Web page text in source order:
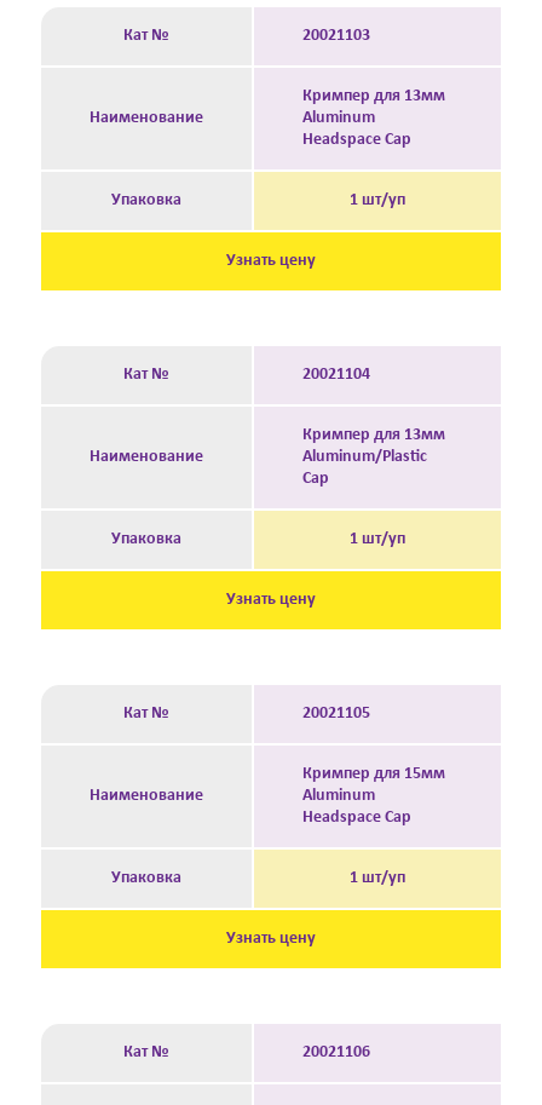
Кат № 20021103
Наименование
Кримпер для 13мм
Aluminum
Headspace Cap
Упаковка 1 шт/уп
Узнать цену
Кат № 20021104
Наименование
Кримпер для 13мм
Aluminum/Plastic
Cap
Упаковка 1 шт/уп
Узнать цену
Кат № 20021105
Наименование
Кримпер для 15мм
Aluminum
Headspace Cap
Упаковка 1 шт/уп
Узнать цену
Кат № 20021106